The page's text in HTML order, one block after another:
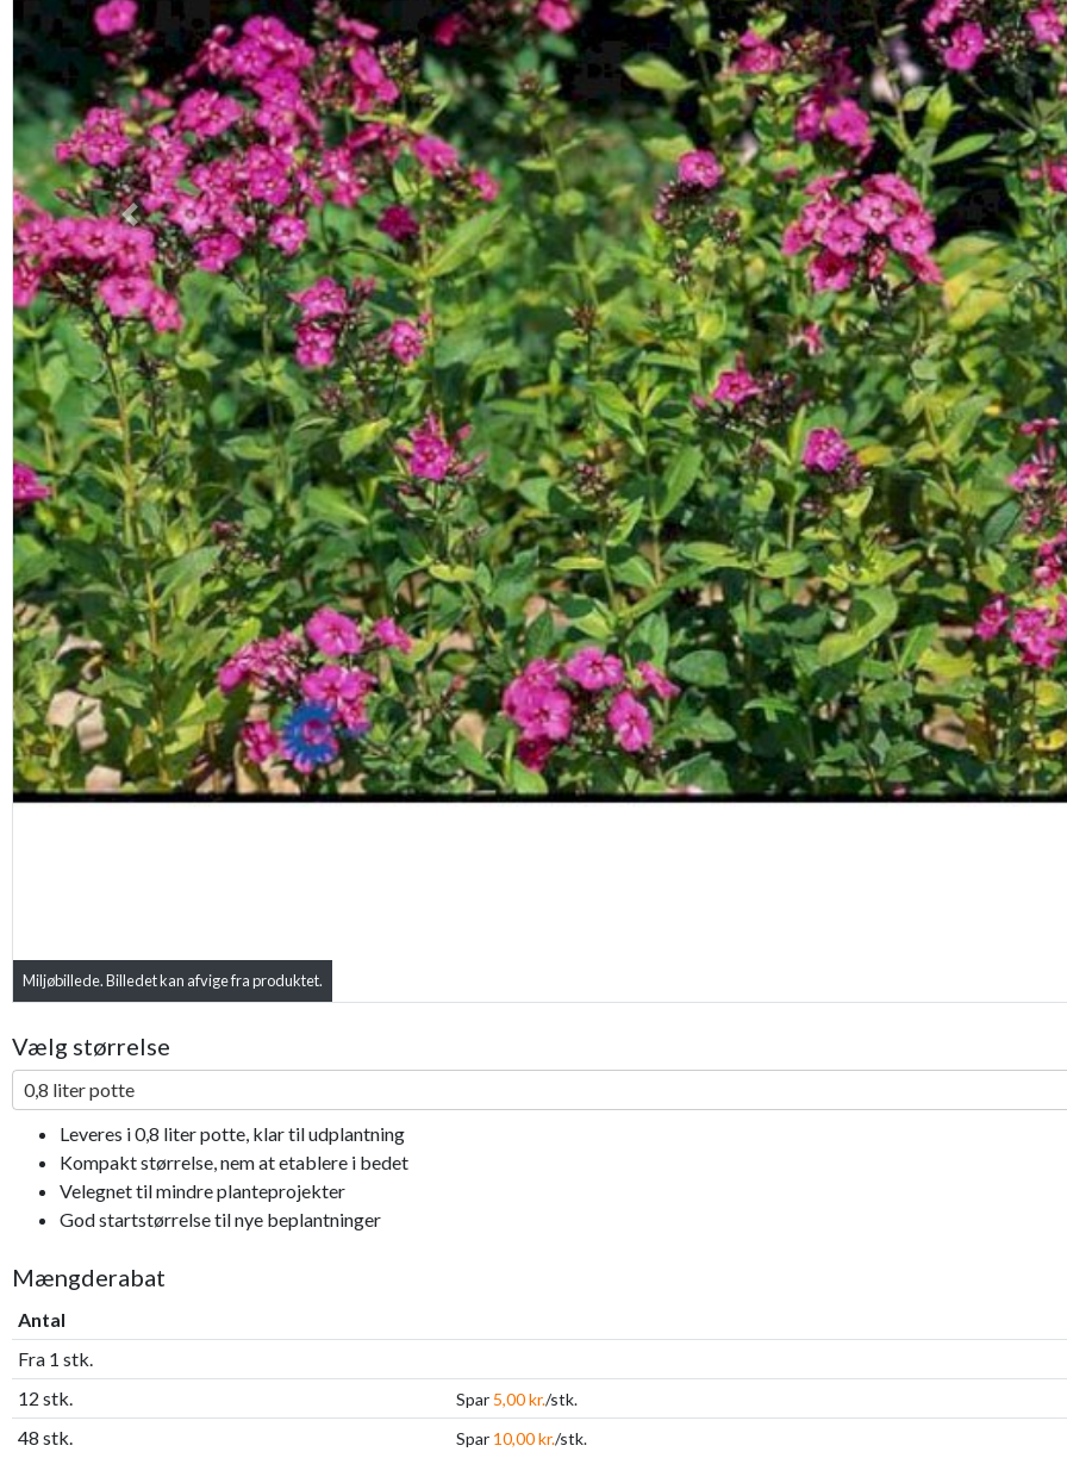
Miljøbillede. Billedet kan afvige fra produktet.
Previous
Vælg størrelse
0,8 liter potte
Leveres i 0,8 liter potte, klar til udplantning
Kompakt størrelse, nem at etablere i bedet
Velegnet til mindre planteprojekter
God startstørrelse til nye beplantninger
Mængderabat
Antal
Fra 1 stk.
12 stk.
Spar 5,00 kr./stk.
48 stk. Spar 10,00 kr./stk.